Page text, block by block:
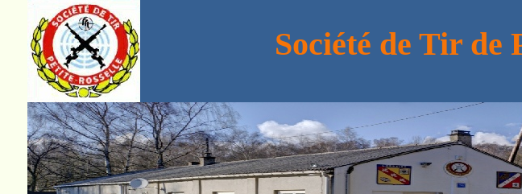
Société de Tir de